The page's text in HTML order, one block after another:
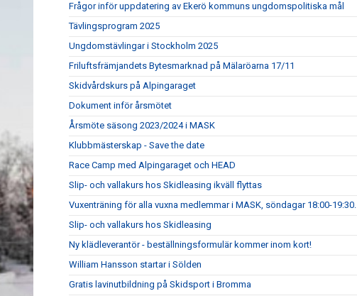
Frågor inför uppdatering av Ekerö kommuns ungdomspolitiska mål
Tävlingsprogram 2025
Ungdomstävlingar i Stockholm 2025
Friluftsfrämjandets Bytesmarknad på Mälaröarna 17/11
Skidvårdskurs på Alpingaraget
Dokument inför årsmötet
Årsmöte säsong 2023/2024 i MASK
Klubbmästerskap - Save the date
Race Camp med Alpingaraget och HEAD
Slip- och vallakurs hos Skidleasing ikväll flyttas
Vuxenträning för alla vuxna medlemmar i MASK, söndagar 18:00-19:30.
Slip- och vallakurs hos Skidleasing
Ny klädleverantör - beställningsformulär kommer inom kort!
William Hansson startar i Sölden
Gratis lavinutbildning på Skidsport i Bromma